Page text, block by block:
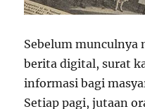
Sebelum munculnya
berita digital, surat
informasi bagi
Setiap pagi, jutaan